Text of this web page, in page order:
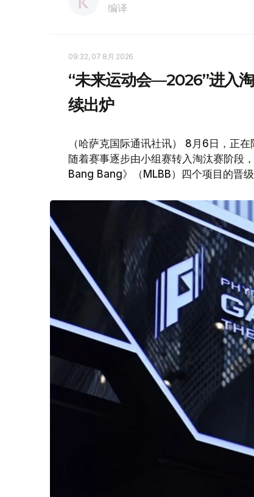
编译
09:32, 07 8月 2026
“未来运动会—2026”进入
续出炉
（哈萨克国际通讯社讯） 8月6日，正
随着赛事逐步由小组赛转入淘汰赛阶
Bang Bang》（MLBB）四个项目的晋级